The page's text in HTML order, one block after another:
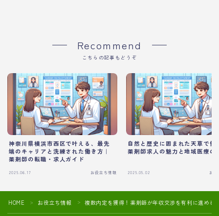
Recommend
こちらの記事もどうぞ
神奈川県横浜市西区で叶える、最先
端のキャリアと洗練された働き方｜
薬剤師の転職・求人ガイド
2025.06.17 お役立ち情報
自然と歴史に囲まれた天草で
薬剤師求人の魅力と地域医療の
2025.05.02 お
HOME ＞ お役立ち情報 ＞ 複数内定を獲得！薬剤師が年収交渉を有利に進める